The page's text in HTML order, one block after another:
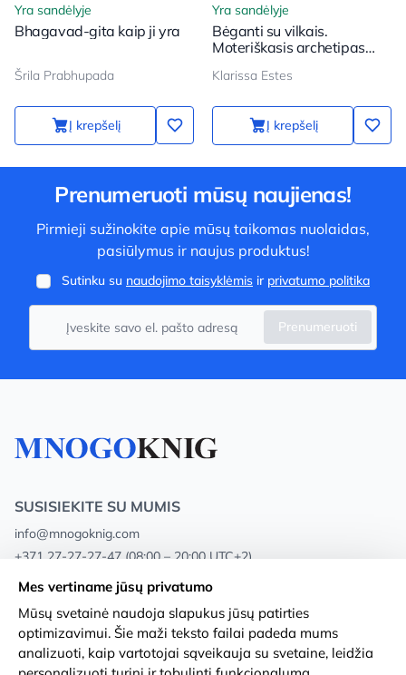
Yra sandėlyje
Bhagavad-gita kaip ji yra
Šrila Prabhupada
Į krepšelį
Yra sandėlyje
Bėganti su vilkais.
Moteriškasis archetipas
Klarissa Estes
Į krepšelį
Prenumeruoti mūsų naujienas!
Pirmieji sužinokite apie mūsų taikomas nuolaidas,
pasiūlymus ir naujus produktus!
Sutinku su naudojimo taisyklėmis ir privatumo politika
Prenumeruoti
SUSISIEKITE SU MUMIS
info@mnogoknig.com
+371 27-27-27-47 (08:00 – 20:00 UTC+2)
Rīga, Augusta Deglava 69d, LV-1082
Apie mus
Parduotuvės
Privacy Policy
Sąlygos ir nuostatos
Mes vertiname jūsų privatumo
Mūsų svetainė naudoja slapukus jūsų patirties
optimizavimui. Šie maži teksto failai padeda mums
analizuoti, kaip vartotojai sąveikauja su svetaine, leidžia